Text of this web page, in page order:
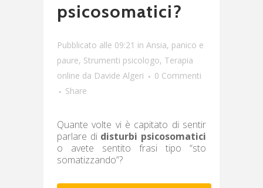
psicosomatici?
Pubblicato alle 09:21 in Ansia, panico e
paure, Strumenti psicologo, Terapia
online da Davide Algeri
0 Commenti
Share
Quante volte vi è capitato di sentir
parlare di disturbi psicosomatici
o avete sentito frasi tipo “sto
somatizzando”?